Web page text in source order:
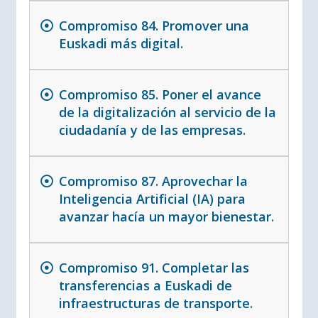
Compromiso 84. Promover una
Euskadi más digital.
Compromiso 85. Poner el avance
de la digitalización al servicio de la
ciudadanía y de las empresas.
Compromiso 87. Aprovechar la
Inteligencia Artificial (IA) para
avanzar hacía un mayor bienestar.
Compromiso 91. Completar las
transferencias a Euskadi de
infraestructuras de transporte.